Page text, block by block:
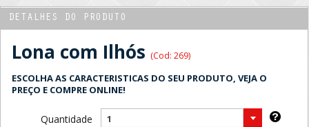
DETALHES DO PRODUTO
Lona com Ilhós (Cod: 269)
ESCOLHA AS CARACTERISTICAS DO SEU PRODUTO, VEJA O
PREÇO E COMPRE ONLINE!
Quantidade 1